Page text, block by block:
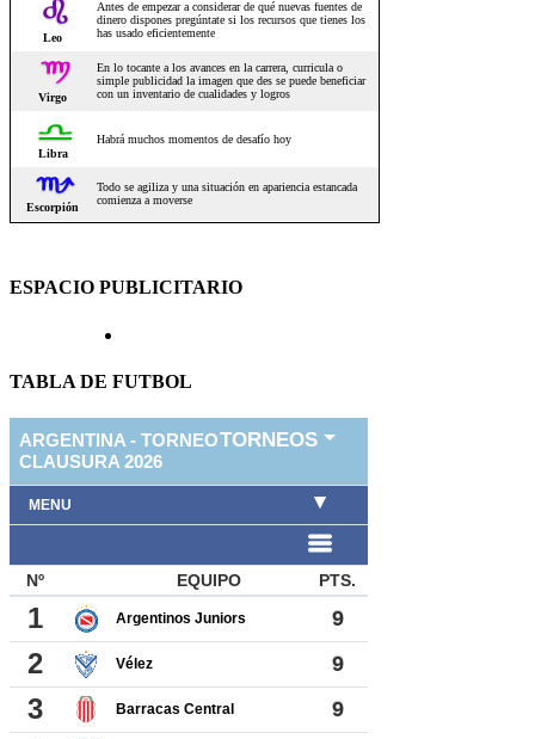
ESPACIO PUBLICITARIO
TABLA DE FUTBOL